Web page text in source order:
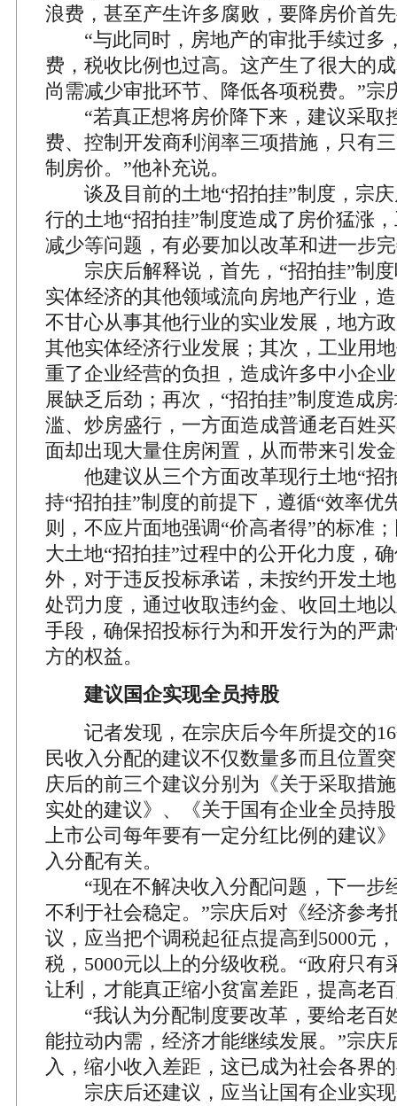
浪费，甚至产生许多腐败，要降房价首
“与此同时，房地产的审批手续过多
费，税收比例也过高。这产生了很大的
尚需减少审批环节、降低各项税费。”宗
“若真正想将房价降下来，建议采取
费、控制开发商利润率三项措施，只有
制房价。”他补充说。
谈及目前的土地“招拍挂”制度，宗庆
行的土地“招拍挂”制度造成了房价猛涨
减少等问题，有必要加以改革和进一步
宗庆后解释说，首先，“招拍挂”制度
实体经济的其他领域流向房地产行业，
不甘心从事其他行业的实业发展，地方
其他实体经济行业发展；其次，工业用
重了企业经营的负担，造成许多中小企
展缺乏后劲；再次，“招拍挂”制度造成
滥、炒房盛行，一方面造成普通老百姓
面却出现大量住房闲置，从而带来引发
他建议从三个方面改革现行土地“招
持“招拍挂”制度的前提下，遵循“效率优
则，不应片面地强调“价高者得”的标准
大土地“招拍挂”过程中的公开化力度，
外，对于违反投标承诺，未按约开发土
处罚力度，通过收取违约金、收回土地
手段，确保招投标行为和开发行为的严
方的权益。
建议国企实现全员持股
记者发现，在宗庆后今年所提交的16
民收入分配的建议不仅数量多而且位置
庆后的前三个建议分别为《关于采取措
实处的建议》、《关于国有企业全员持
上市公司每年要有一定分红比例的建议
入分配有关。
“现在不解决收入分配问题，下一步
不利于社会稳定。”宗庆后对《经济参考
议，应当把个调税起征点提高到5000元
税，5000元以上的分级收税。“政府只有
让利，才能真正缩小贫富差距，提高老
“我认为分配制度要改革，要给老百
能拉动内需，经济才能继续发展。”宗庆
入，缩小收入差距，这已成为社会各界
宗庆后还建议，应当让国有企业实现